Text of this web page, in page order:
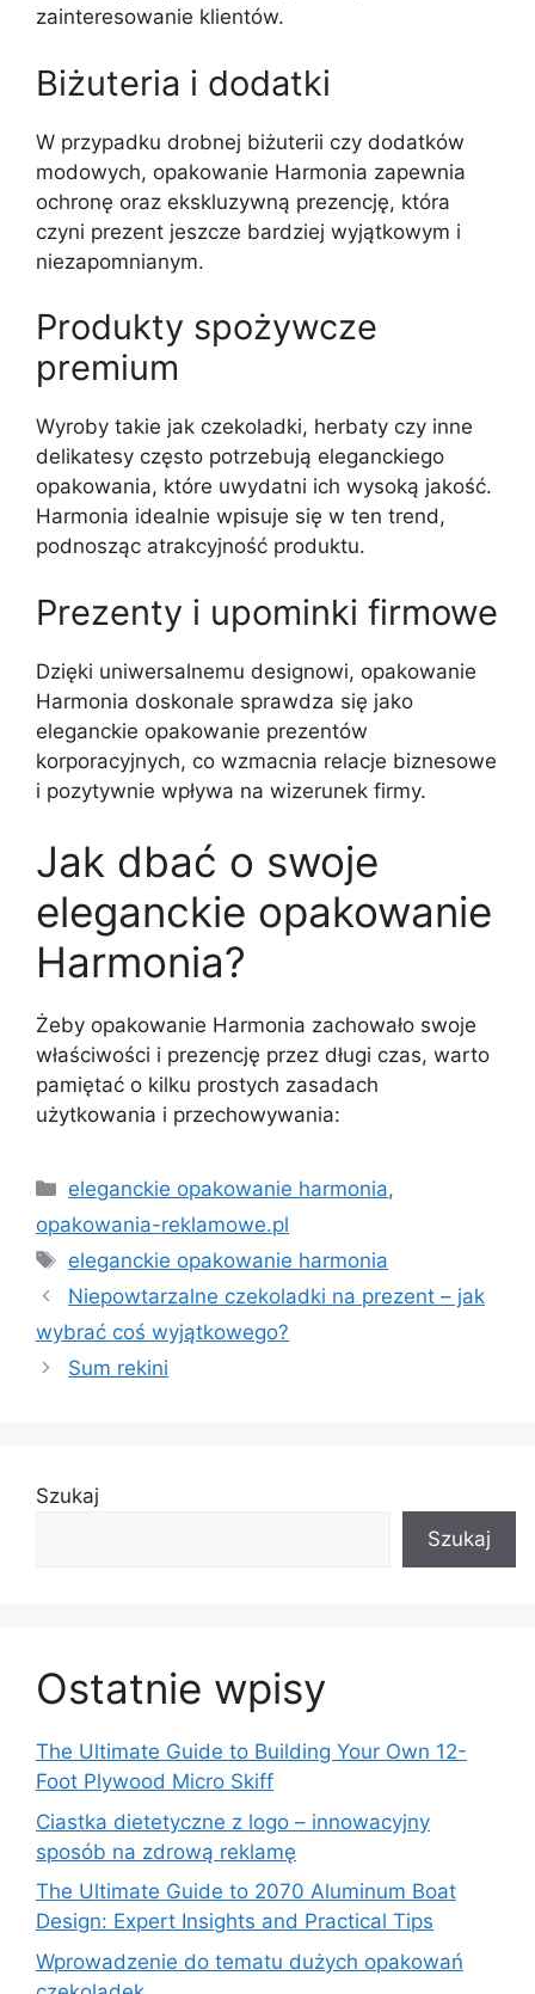
zainteresowanie klientów.
Biżuteria i dodatki
W przypadku drobnej biżuterii czy dodatków
modowych, opakowanie Harmonia zapewnia
ochronę oraz ekskluzywną prezencję, która
czyni prezent jeszcze bardziej wyjątkowym i
niezapomnianym.
Produkty spożywcze
premium
Wyroby takie jak czekoladki, herbaty czy inne
delikatesy często potrzebują eleganckiego
opakowania, które uwydatni ich wysoką jakość.
Harmonia idealnie wpisuje się w ten trend,
podnosząc atrakcyjność produktu.
Prezenty i upominki firmowe
Dzięki uniwersalnemu designowi, opakowanie
Harmonia doskonale sprawdza się jako
eleganckie opakowanie prezentów
korporacyjnych, co wzmacnia relacje biznesowe
i pozytywnie wpływa na wizerunek firmy.
Jak dbać o swoje
eleganckie opakowanie
Harmonia?
Żeby opakowanie Harmonia zachowało swoje
właściwości i prezencję przez długi czas, warto
pamiętać o kilku prostych zasadach
użytkowania i przechowywania:
Kategorie
eleganckie opakowanie harmonia,
opakowania-reklamowe.pl
Tagi
eleganckie opakowanie harmonia
Niepowtarzalne czekoladki na prezent – jak
wybrać coś wyjątkowego?
Sum rekini
Szukaj
Szukaj
Ostatnie wpisy
The Ultimate Guide to Building Your Own 12-
Foot Plywood Micro Skiff
Ciastka dietetyczne z logo – innowacyjny
sposób na zdrową reklamę
The Ultimate Guide to 2070 Aluminum Boat
Design: Expert Insights and Practical Tips
Wprowadzenie do tematu dużych opakowań